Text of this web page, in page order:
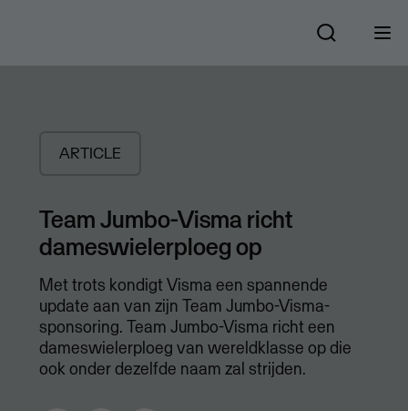
ARTICLE
Team Jumbo-Visma richt
dameswielerploeg op
Met trots kondigt Visma een spannende
update aan van zijn Team Jumbo-Visma-
sponsoring. Team Jumbo-Visma richt een
dameswielerploeg van wereldklasse op die
ook onder dezelfde naam zal strijden.